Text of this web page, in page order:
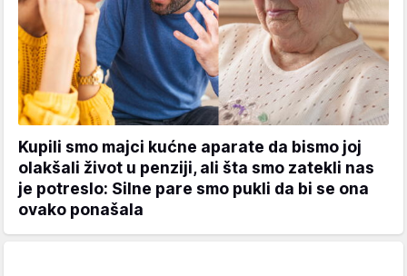
Kupili smo majci kućne aparate da bismo joj
olakšali život u penziji, ali šta smo zatekli nas
je potreslo: Silne pare smo pukli da bi se ona
ovako ponašala